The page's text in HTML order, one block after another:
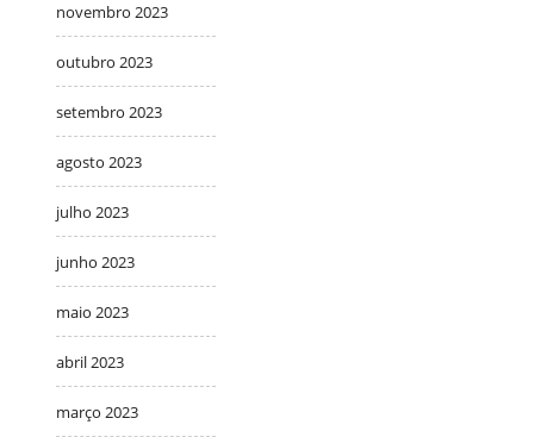
novembro 2023
outubro 2023
setembro 2023
agosto 2023
julho 2023
junho 2023
maio 2023
abril 2023
março 2023